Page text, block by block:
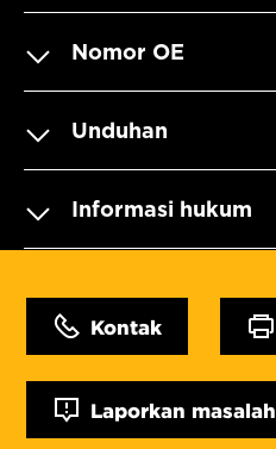
Nomor OE
Unduhan
Informasi hukum
Kontak
Laporkan masalah